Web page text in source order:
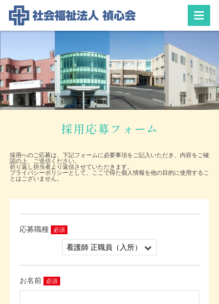
採用応募フォーム
採用へのご応募は、下記フォームに必要事項をご記入いただき、内容をご確
認の上、ご送信ください。
折り返し担当者より返信させていただきます。
プライバシーポリシーとして、ここで得た個人情報を他の目的に使用するこ
とはございません。
応募職種 必須
お名前 必須